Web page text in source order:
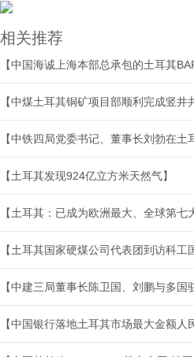
相关推荐
【中国海诚上海本部总承包的土耳其
【中煤土耳其铜矿项目部顺利完成竖井
【中铁四局党委书记、董事长刘勃在土
【土耳其发现924亿立方米天然气】
【土耳其：已成为欧洲最大、全球第七
【土耳其国家硬煤公司代表团到访科工
【中建三局董事长陈卫国、刘鹏与多
【中国银行落地土耳其市场最大金额人